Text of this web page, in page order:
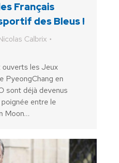
Français
des Bleus !
Calbrix
ouverts les Jeux
PyeongChang en
sont déjà devenus
entre le
Moon…